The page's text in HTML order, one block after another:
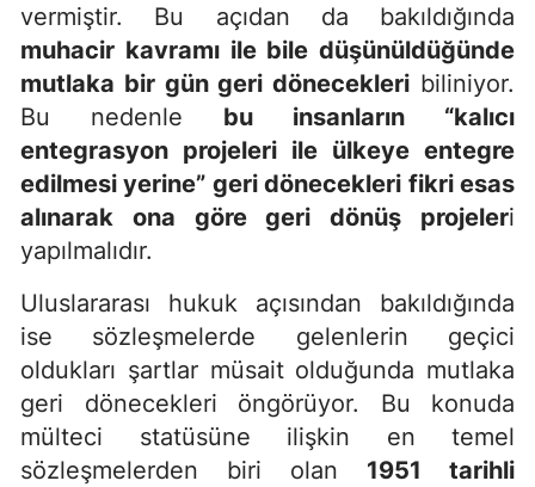
vermiştir. Bu açıdan da bakıldığında
muhacir kavramı ile bile düşünüldüğünde
mutlaka bir gün geri dönecekleri biliniyor.
Bu nedenle bu insanların “kalıcı
entegrasyon projeleri ile ülkeye entegre
edilmesi yerine” geri dönecekleri fikri esas
alınarak ona göre geri dönüş projeleri
yapılmalıdır.
Uluslararası hukuk açısından bakıldığında
ise sözleşmelerde gelenlerin geçici
oldukları şartlar müsait olduğunda mutlaka
geri dönecekleri öngörüyor. Bu konuda
mülteci statüsüne ilişkin en temel
sözleşmelerden biri olan 1951 tarihli